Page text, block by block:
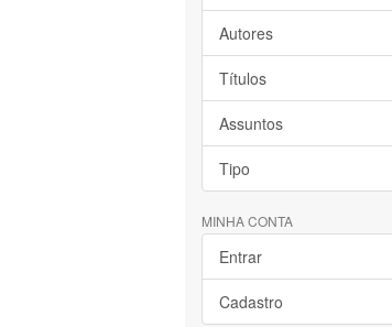
Autores
Títulos
Assuntos
Tipo
MINHA CONTA
Entrar
Cadastro